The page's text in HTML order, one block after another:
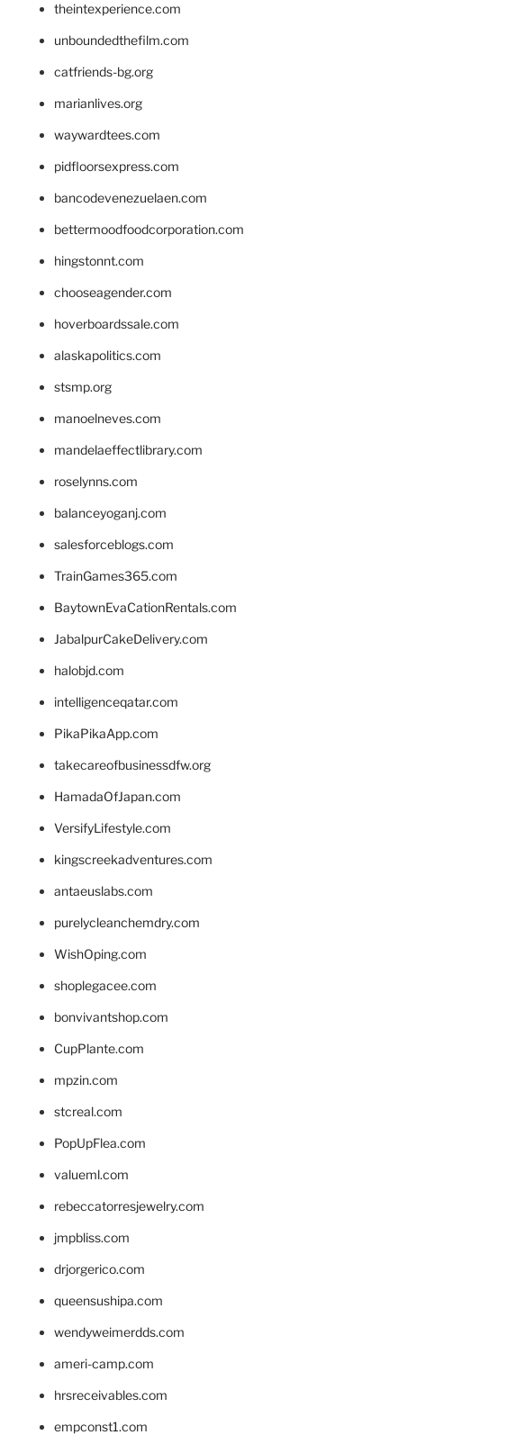
theintexperience.com
unboundedthefilm.com
catfriends-bg.org
marianlives.org
waywardtees.com
pidfloorsexpress.com
bancodevenezuelaen.com
bettermoodfoodcorporation.com
hingstonnt.com
chooseagender.com
hoverboardssale.com
alaskapolitics.com
stsmp.org
manoelneves.com
mandelaeffectlibrary.com
roselynns.com
balanceyoganj.com
salesforceblogs.com
TrainGames365.com
BaytownEvaCationRentals.com
JabalpurCakeDelivery.com
halobjd.com
intelligenceqatar.com
PikaPikaApp.com
takecareofbusinessdfw.org
HamadaOfJapan.com
VersifyLifestyle.com
kingscreekadventures.com
antaeuslabs.com
purelycleanchemdry.com
WishOping.com
shoplegacee.com
bonvivantshop.com
CupPlante.com
mpzin.com
stcreal.com
PopUpFlea.com
valueml.com
rebeccatorresjewelry.com
jmpbliss.com
drjorgerico.com
queensushipa.com
wendyweimerdds.com
ameri-camp.com
hrsreceivables.com
empconst1.com